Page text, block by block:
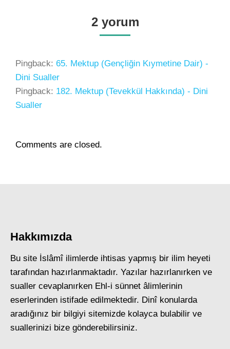
2 yorum
Pingback: 65. Mektup (Gençliğin Kıymetine Dair) -
Dini Sualler
Pingback: 182. Mektup (Tevekkül Hakkında) - Dini
Sualler
Comments are closed.
Hakkımızda
Bu site İslâmî ilimlerde ihtisas yapmış bir ilim heyeti
tarafından hazırlanmaktadır. Yazılar hazırlanırken ve
sualler cevaplanırken Ehl-i sünnet âlimlerinin
eserlerinden istifade edilmektedir. Dinî konularda
aradığınız bir bilgiyi sitemizde kolayca bulabilir ve
suallerinizi bize gönderebilirsiniz.